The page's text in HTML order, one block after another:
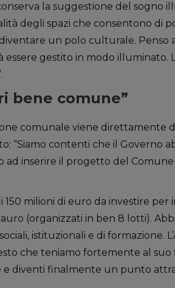
la suggestione del sogno
degli spazi che consentono di
un polo culturale. Penso
gestito in modo illuminato.
bene comune”
comunale viene direttamente
“Siamo contenti che il Governo
ad inserire il progetto del
milioni di euro da investire per
(organizzati in ben 8 lotti).
istituzionali e di formazione.
che teniamo fortemente al suo
e diventi finalmente un punto